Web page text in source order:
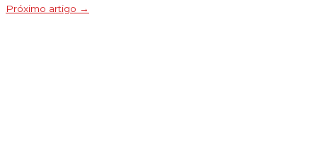
Próximo artigo →